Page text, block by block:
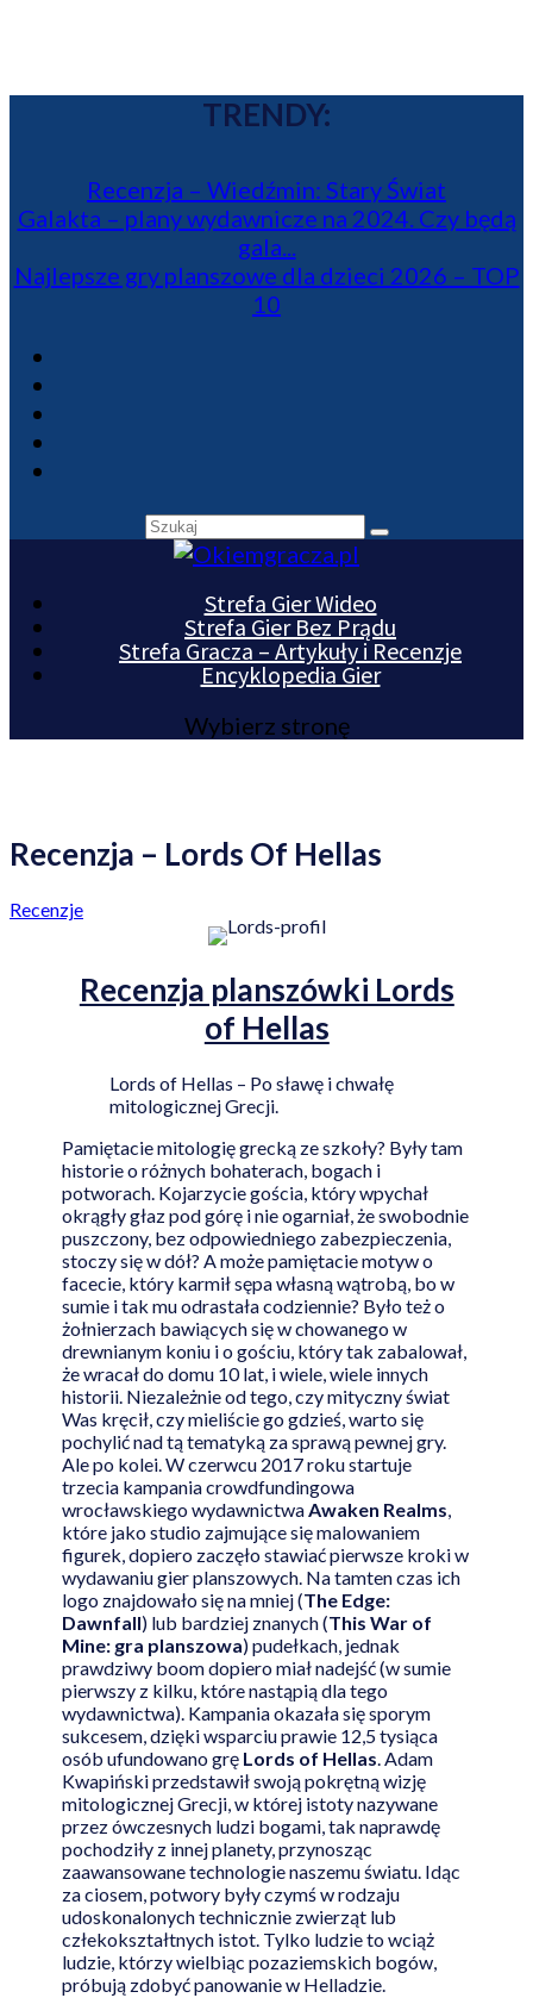
TRENDY:
Recenzja – Wiedźmin: Stary Świat
Galakta – plany wydawnicze na 2024. Czy będą
gala...
Najlepsze gry planszowe dla dzieci 2026 – TOP
10
Strefa Gier Wideo
Strefa Gier Bez Prądu
Strefa Gracza – Artykuły i Recenzje
Encyklopedia Gier
Wybierz stronę
Recenzja – Lords Of Hellas
Recenzje
Recenzja planszówki Lords
of Hellas
Lords of Hellas – Po sławę i chwałę
mitologicznej Grecji.
Pamiętacie mitologię grecką ze szkoły? Były tam
historie o różnych bohaterach, bogach i
potworach. Kojarzycie gościa, który wpychał
okrągły głaz pod górę i nie ogarniał, że swobodnie
puszczony, bez odpowiedniego zabezpieczenia,
stoczy się w dół? A może pamiętacie motyw o
facecie, który karmił sępa własną wątrobą, bo w
sumie i tak mu odrastała codziennie? Było też o
żołnierzach bawiących się w chowanego w
drewnianym koniu i o gościu, który tak zabalował,
że wracał do domu 10 lat, i wiele, wiele innych
historii. Niezależnie od tego, czy mityczny świat
Was kręcił, czy mieliście go gdzieś, warto się
pochylić nad tą tematyką za sprawą pewnej gry.
Ale po kolei. W czerwcu 2017 roku startuje
trzecia kampania crowdfundingowa
wrocławskiego wydawnictwaAwaken Realms,
które jako studio zajmujące się malowaniem
figurek, dopiero zaczęło stawiać pierwsze kroki w
wydawaniu gier planszowych. Na tamten czas ich
logo znajdowało się na mniej (The Edge:
Dawnfall) lub bardziej znanych (This War of
Mine: gra planszowa) pudełkach, jednak
prawdziwy boom dopiero miał nadejść (w sumie
pierwszy z kilku, które nastąpią dla tego
wydawnictwa). Kampania okazała się sporym
sukcesem, dzięki wsparciu prawie 12,5 tysiąca
osób ufundowano grę Lords of Hellas. Adam
Kwapiński przedstawił swoją pokrętną wizję
mitologicznej Grecji, w której istoty nazywane
przez ówczesnych ludzi bogami, tak naprawdę
pochodziły z innej planety, przynosząc
zaawansowane technologie naszemu światu. Idąc
za ciosem, potwory były czymś w rodzaju
udoskonalonych technicznie zwierząt lub
człekokształtnych istot. Tylko ludzie to wciąż
ludzie, którzy wielbiąc pozaziemskich bogów,
próbują zdobyć panowanie w Helladzie.